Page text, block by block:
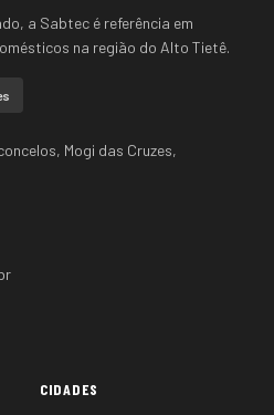
a Sabtec é referência em
na região do Alto Tietê.
Mogi das Cruzes,
CIDADES